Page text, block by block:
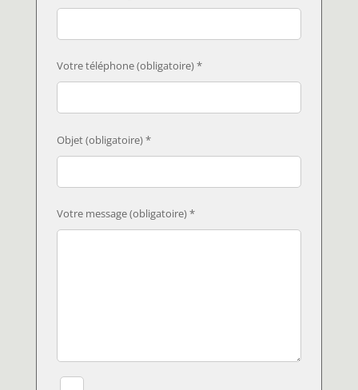
Votre téléphone (obligatoire) *
Objet (obligatoire) *
Votre message (obligatoire) *